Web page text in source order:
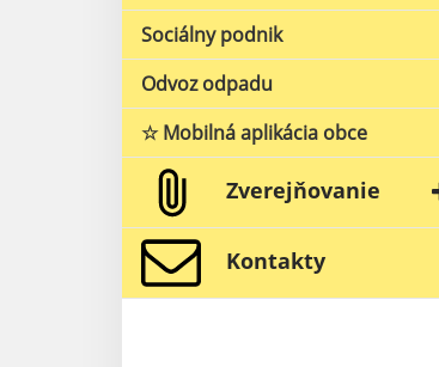
Sociálny podnik
Odvoz odpadu
☆ Mobilná aplikácia obce
Zverejňovanie
Kontakty
05. MAR 2026 Aktuality
Vývoz nebezpečeného
Čítať ďalej